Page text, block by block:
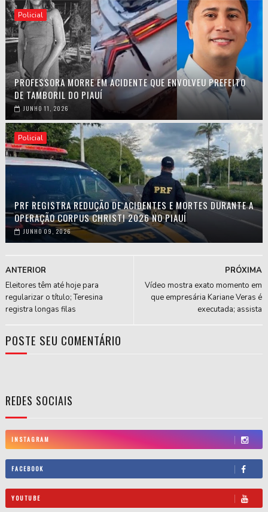
Policial
PROFESSORA MORRE EM ACIDENTE QUE ENVOLVEU PREFEITO
DE TAMBORIL DO PIAUÍ
JUNHO 11, 2026
Policial
PRF REGISTRA REDUÇÃO DE ACIDENTES E MORTES DURANTE A
OPERAÇÃO CORPUS CHRISTI 2026 NO PIAUÍ
JUNHO 09, 2026
PRÓXIMA
Vídeo mostra exato momento em
que empresária Kariane Veras é
executada; assista
ANTERIOR
Eleitores têm até hoje para
regularizar o título; Teresina
registra longas filas
POSTE SEU COMENTÁRIO
REDES SOCIAIS
INSTAGRAM
FACEBOOK
YOUTUBE